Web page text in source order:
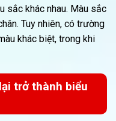
sắc khác nhau. Màu sắc
Tuy nhiên, có trường
khác biệt, trong khi
trở thành biểu